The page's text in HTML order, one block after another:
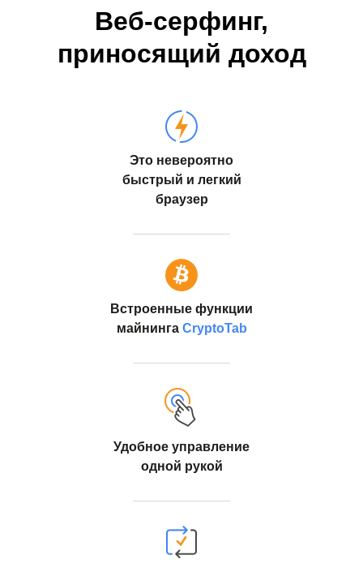
Веб-серфинг,
приносящий доход
Это невероятно
быстрый и легкий
браузер
Встроенные функции
майнинга CryptoTab
Удобное управление
одной рукой